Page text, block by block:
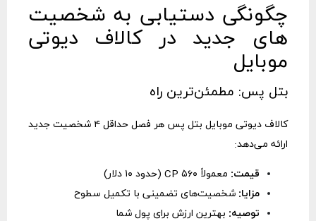
چگونگی دستیابی به شخصیت‌
های جدید در کالاف دیوتی
موبایل
بتل پس: مطمئن‌ترین راه
کالاف دیوتی موبایل بتل پس هر فصل حداقل ۴ شخصیت جدید
ارائه می‌دهد:
قیمت: معمولاً ۵۶۰ CP (حدود ۱۰ دلار)
مزایا: شخصیت‌های تضمینی با تکمیل سطوح
توصیه: بهترین ارزش برای پول شما